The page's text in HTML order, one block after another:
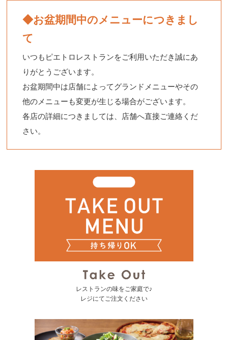
◆お盆期間中のメニューにつきまし
て
いつもピエトロレストランをご利用いただき誠にあ
りがとうございます。
お盆期間中は店舗によってグランドメニューやその
他のメニューも変更が生じる場合がございます。
各店の詳細につきましては、店舗へ直接ご連絡くだ
さい。
レストランの味をご家庭で♪
レジにてご注文ください